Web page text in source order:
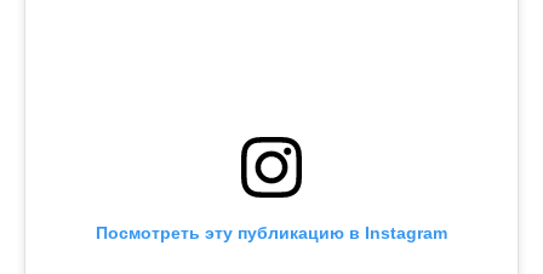
Посмотреть эту публикацию в Instagram